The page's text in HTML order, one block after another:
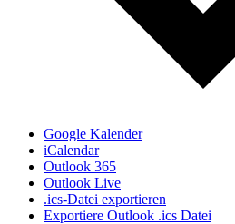
Google Kalender
iCalendar
Outlook 365
Outlook Live
.ics-Datei exportieren
Exportiere Outlook .ics Datei